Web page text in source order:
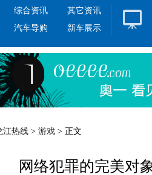
综合资讯
其它资讯
汽车导购 新车展示
江热线 > 游戏 > 正文
网络犯罪的完美